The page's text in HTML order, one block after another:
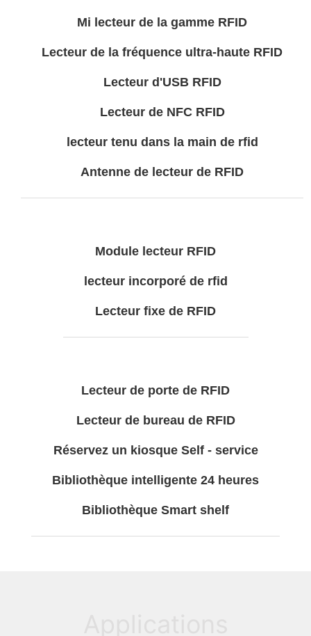
Mi lecteur de la gamme RFID
Lecteur de la fréquence ultra-haute RFID
Lecteur d'USB RFID
Lecteur de NFC RFID
lecteur tenu dans la main de rfid
Antenne de lecteur de RFID
Module lecteur RFID
lecteur incorporé de rfid
Lecteur fixe de RFID
Lecteur de porte de RFID
Lecteur de bureau de RFID
Réservez un kiosque Self - service
Bibliothèque intelligente 24 heures
Bibliothèque Smart shelf